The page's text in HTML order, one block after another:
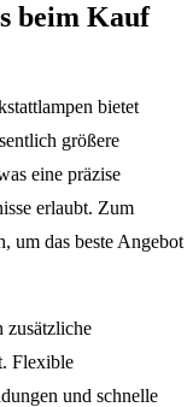
beim Kauf
bietet
größere
eine präzise
erlaubt. Zum
um das beste Angebot
zusätzliche
Flexible
und schnelle